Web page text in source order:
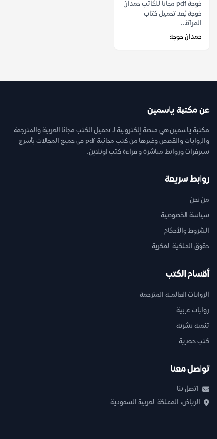
خوجة pdf مجانا للكاتب حمدان
خوجة يُعد تحميل كتاب
المرآة...
حمدان خوجة
عن مكتبة ياسمين
مكتبة ياسمين هي منصة إلكترونية لـ تحميل الكتب مجانا العربية والمترجمة
والروايات والقصص وغيرها من كتب مجانية pdf فى جميع المجالات بأسرع
سيرفرات وروابط مباشرة و قراءة كتب اونلاين.
روابط سريعة
من نحن
سياسة الخصوصية
الشروط والأحكام
حقوق الملكية الفكرية
أقسام الكتب
الروايات العالمية المترجمة
روايات عربية
تنمية بشرية
كتب حصرية
تواصل معنا
اتصل بنا
الرياض، المملكة العربية السعودية